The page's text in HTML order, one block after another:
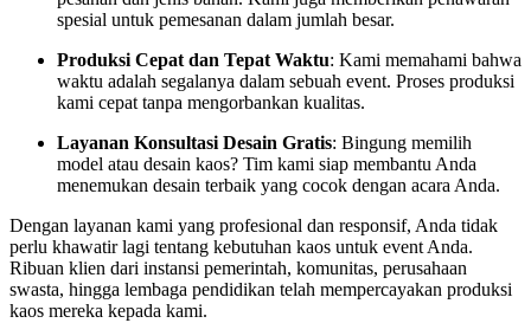
spesial untuk pemesanan dalam jumlah besar.
Produksi Cepat dan Tepat Waktu: Kami memahami bahwa
waktu adalah segalanya dalam sebuah event. Proses produksi
kami cepat tanpa mengorbankan kualitas.
Layanan Konsultasi Desain Gratis: Bingung memilih
model atau desain kaos? Tim kami siap membantu Anda
menemukan desain terbaik yang cocok dengan acara Anda.
Dengan layanan kami yang profesional dan responsif, Anda tidak
perlu khawatir lagi tentang kebutuhan kaos untuk event Anda.
Ribuan klien dari instansi pemerintah, komunitas, perusahaan
swasta, hingga lembaga pendidikan telah mempercayakan produksi
kaos mereka kepada kami.